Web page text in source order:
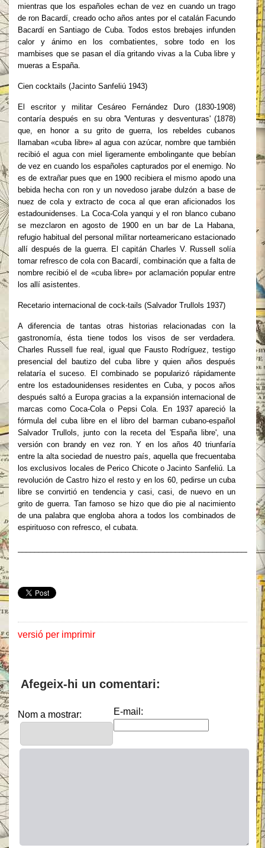
mientras que los españoles echan de vez en cuando un trago
de ron Bacardí, creado ocho años antes por el catalán Facundo
Bacardí en Santiago de Cuba. Todos estos brebajes infunden
calor y ánimo en los combatientes, sobre todo en los
mambises que se pasan el día gritando vivas a la Cuba libre y
mueras a España.
Cien cocktails (Jacinto Sanfeliú 1943)
El escritor y militar Cesáreo Fernández Duro (1830-1908)
contaría después en su obra 'Venturas y desventuras' (1878)
que, en honor a su grito de guerra, los rebeldes cubanos
llamaban «cuba libre» al agua con azúcar, nombre que también
recibió el agua con miel ligeramente embolingante que bebían
de vez en cuando los españoles capturados por el enemigo. No
es de extrañar pues que en 1900 recibiera el mismo apodo una
bebida hecha con ron y un novedoso jarabe dulzón a base de
nuez de cola y extracto de coca al que eran aficionados los
estadounidenses. La Coca-Cola yanqui y el ron blanco cubano
se mezclaron en agosto de 1900 en un bar de La Habana,
refugio habitual del personal militar norteamericano estacionado
allí después de la guerra. El capitán Charles V. Russell solía
tomar refresco de cola con Bacardí, combinación que a falta de
nombre recibió el de «cuba libre» por aclamación popular entre
los allí asistentes.
Recetario internacional de cock-tails (Salvador Trullols 1937)
A diferencia de tantas otras historias relacionadas con la
gastronomía, ésta tiene todos los visos de ser verdadera.
Charles Russell fue real, igual que Fausto Rodríguez, testigo
presencial del bautizo del cuba libre y quien años después
relataría el suceso. El combinado se popularizó rápidamente
entre los estadounidenses residentes en Cuba, y pocos años
después saltó a Europa gracias a la expansión internacional de
marcas como Coca-Cola o Pepsi Cola. En 1937 apareció la
fórmula del cuba libre en el libro del barman cubano-español
Salvador Trullols, junto con la receta del 'España libre', una
versión con brandy en vez ron. Y en los años 40 triunfaría
entre la alta sociedad de nuestro país, aquella que frecuentaba
los exclusivos locales de Perico Chicote o Jacinto Sanfeliú. La
revolución de Castro hizo el resto y en los 60, pedirse un cuba
libre se convirtió en tendencia y casi, casi, de nuevo en un
grito de guerra. Tan famoso se hizo que dio pie al nacimiento
de una palabra que engloba ahora a todos los combinados de
espirituoso con refresco, el cubata.
versió per imprimir
Afegeix-hi un comentari:
Nom a mostrar: E-mail: